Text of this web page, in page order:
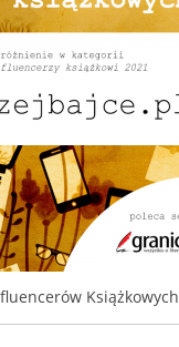
Książkowych